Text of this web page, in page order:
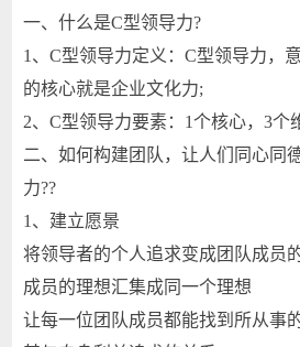
一、什么是C型领导力?
1、C型领导力定义：C型领导力，
的核心就是企业文化力;
2、C型领导力要素：1个核心，3个
二、如何构建团队，让人们同心同
力??
1、建立愿景
将领导者的个人追求变成团队成员
成员的理想汇集成同一个理想
让每一位团队成员都能找到所从事